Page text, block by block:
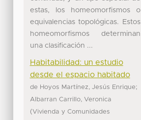
estas, los homeomorfismos o
equivalencias topológicas. Estos
homeomorfismos determinan
una clasificación ...
Habitabilidad: un estudio
desde el espacio habitado
de Hoyos Martínez, Jesús Enrique;
Albarran Carrillo, Veronica
(Vivienda y Comunidades